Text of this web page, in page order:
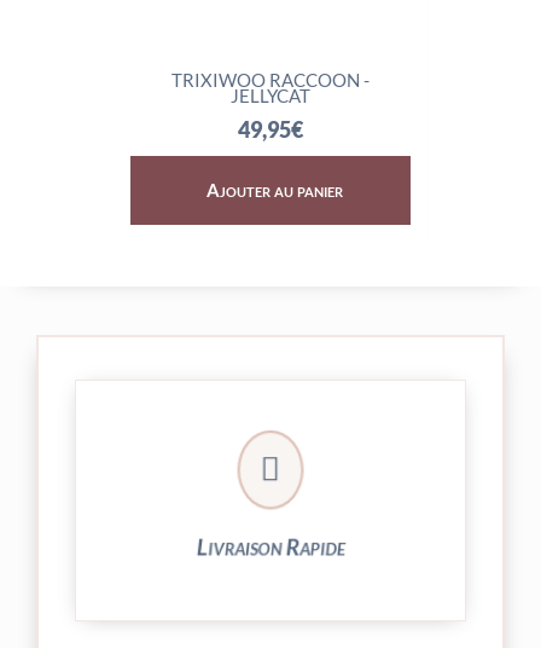
TRIXIWOO RACCOON -
JELLYCAT
49,95€
Ajouter au panier

Livraison Rapide
Votre commande est expédiée sous
24/48h et livrée par Colissimo.